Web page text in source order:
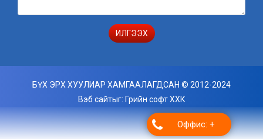
ИЛГЭЭХ
БҮХ ЭРХ ХУУЛИАР ХАМГААЛАГДСАН © 2012-2024
Вэб сайтыг: Грийн софт ХХК
Дуудлагын төв Оффис: +